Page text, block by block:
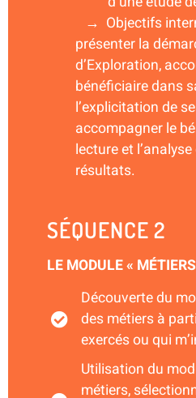
→ Objectifs
présenter la
d’Exploration,
bénéficiaire dans
l’explicitation de
accompagner le
lecture et
résultats.
SÉQUENCE 2
LE MODULE «
Découverte du
des métiers à
exercés ou qui
Utilisation du
métiers,